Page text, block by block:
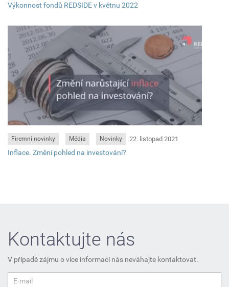
Výkonnost fondů REDSIDE v květnu 2022
Firemní novinky Média Novinky 22. listopad 2021
Inflace. Změní pohled na investování?
Kontaktujte nás
V případě zájmu o více informací nás neváhajte kontaktovat.
E-mail